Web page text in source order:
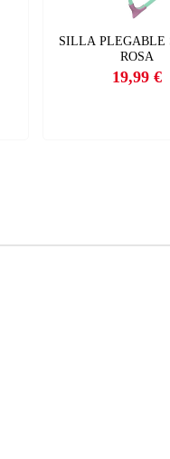
SILLA PLEGABLE STITCH
ROSA
Precio
19,99 €